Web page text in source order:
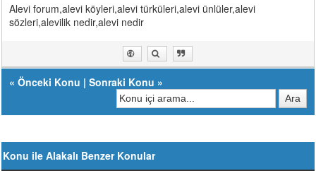
Alevi forum,alevi köyleri,alevi türküleri,alevi ünlüler,alevi
sözleri,alevilik nedir,alevi nedir
«Önceki Konu |Sonraki Konu »
Konu ile Alakalı Benzer Konular